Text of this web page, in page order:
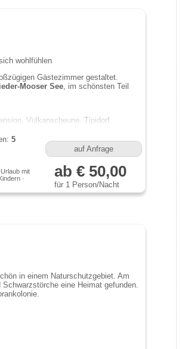
wohlfühlen
Gästezimmer gestaltet.
Mooser See, im schönsten Teil
Vulkanscheune, Tipidorf
5
mit
·
auf Anfrage
ab € 50,00
für 1 Person/Nacht
in einem Naturschutzgebiet. Am
eine Heimat gefunden.